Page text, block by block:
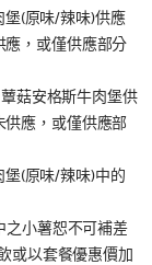
堡(原味/辣味)供應
應，或僅供應部分
菇安格斯牛肉堡供
供應，或僅供應部
堡(原味/辣味)中的
之小薯恕不可補差
或以套餐優惠價加